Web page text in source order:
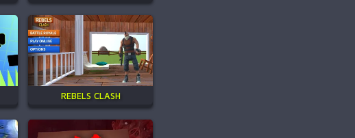
REBELS CLASH